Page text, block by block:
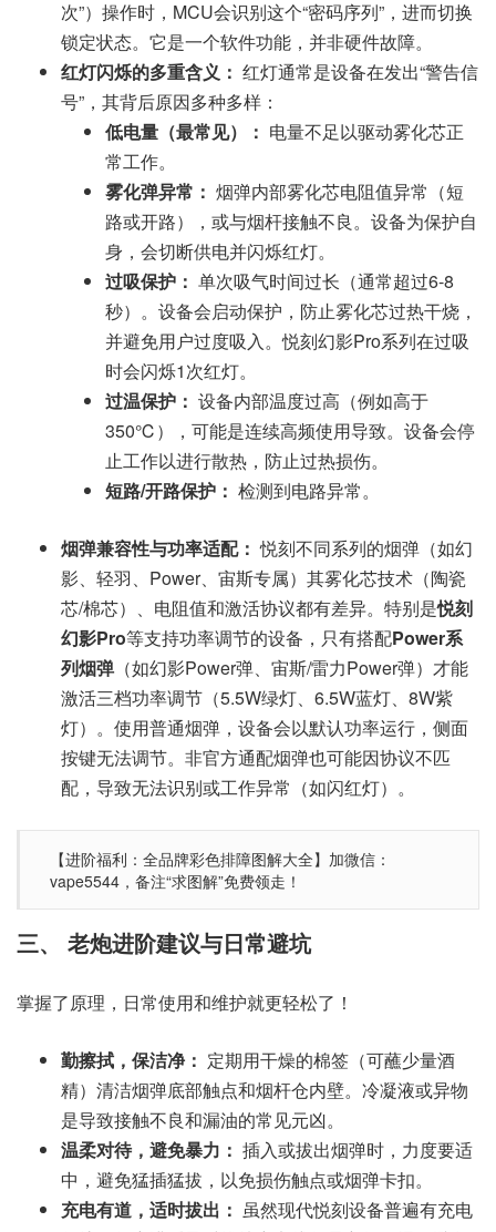
次”）操作时，MCU会识别这个“密码序列”，进而切换
锁定状态。它是一个软件功能，并非硬件故障。
红灯闪烁的多重含义： 红灯通常是设备在发出“警告信
号”，其背后原因多种多样：
低电量（最常见）： 电量不足以驱动雾化芯正
常工作。
雾化弹异常： 烟弹内部雾化芯电阻值异常（短
路或开路），或与烟杆接触不良。设备为保护自
身，会切断供电并闪烁红灯。
过吸保护： 单次吸气时间过长（通常超过6-8
秒）。设备会启动保护，防止雾化芯过热干烧，
并避免用户过度吸入。悦刻幻影Pro系列在过吸
时会闪烁1次红灯。
过温保护： 设备内部温度过高（例如高于
350℃），可能是连续高频使用导致。设备会停
止工作以进行散热，防止过热损伤。
短路/开路保护： 检测到电路异常。
烟弹兼容性与功率适配： 悦刻不同系列的烟弹（如幻
影、轻羽、Power、宙斯专属）其雾化芯技术（陶瓷
芯/棉芯）、电阻值和激活协议都有差异。特别是悦刻
幻影Pro等支持功率调节的设备，只有搭配Power系
列烟弹（如幻影Power弹、宙斯/雷力Power弹）才能
激活三档功率调节（5.5W绿灯、6.5W蓝灯、8W紫
灯）。使用普通烟弹，设备会以默认功率运行，侧面
按键无法调节。非官方通配烟弹也可能因协议不匹
配，导致无法识别或工作异常（如闪红灯）。
【进阶福利：全品牌彩色排障图解大全】加微信：
vape5544，备注“求图解”免费领走！
三、 老炮进阶建议与日常避坑
掌握了原理，日常使用和维护就更轻松了！
勤擦拭，保洁净： 定期用干燥的棉签（可蘸少量酒
精）清洁烟弹底部触点和烟杆仓内壁。冷凝液或异物
是导致接触不良和漏油的常见元凶。
温柔对待，避免暴力： 插入或拔出烟弹时，力度要适
中，避免猛插猛拔，以免损伤触点或烟弹卡扣。
充电有道，适时拔出： 虽然现代悦刻设备普遍有充电